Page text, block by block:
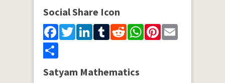
Social Share Icon
Facebook
Twitter
LinkedIn
Tumblr
Reddit
WhatsApp
Pinterest
Email
Share
Satyam Mathematics